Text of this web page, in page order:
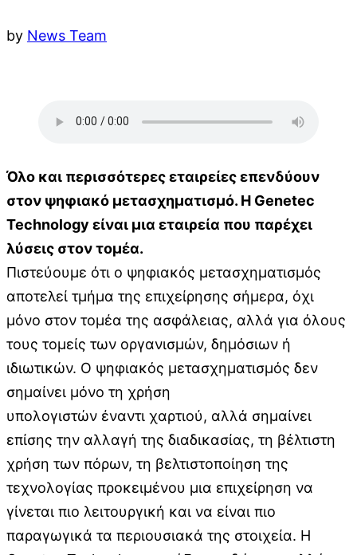
by News Team
Όλο και περισσότερες εταιρείες επενδύουν
στον ψηφιακό μετασχηματισμό. Η Genetec
Technology είναι μια εταιρεία που παρέχει
λύσεις στον τομέα.
Πιστεύουμε ότι ο ψηφιακός μετασχηματισμός
αποτελεί τμήμα της επιχείρησης σήμερα, όχι
μόνο στον τομέα της ασφάλειας, αλλά για όλους
τους τομείς των οργανισμών, δημόσιων ή
ιδιωτικών. Ο ψηφιακός μετασχηματισμός δεν
σημαίνει μόνο τη χρήση
υπολογιστών έναντι χαρτιού, αλλά σημαίνει
επίσης την αλλαγή της διαδικασίας, τη βέλτιστη
χρήση των πόρων, τη βελτιστοποίηση της
τεχνολογίας προκειμένου μια επιχείρηση να
γίνεται πιο λειτουργική και να είναι πιο
παραγωγικά τα περιουσιακά της στοιχεία. Η